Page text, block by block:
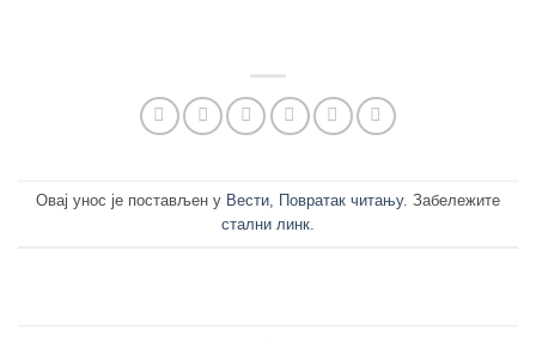
Овај унос је постављен у Вести, Повратак читању. Забележите
стални линк.